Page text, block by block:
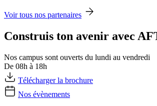
Voir tous nos partenaires
Construis ton avenir avec
Nos campus sont ouverts du lundi au vendredi
De 08h à 18h
Télécharger la brochure
Nos évènements